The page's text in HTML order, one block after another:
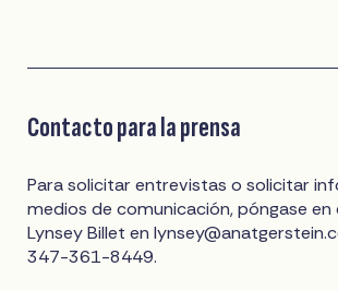
Contacto para la prensa
Para solicitar entrevistas o solicitar
medios de comunicación, póngase
Lynsey Billet en
347-361-8449.